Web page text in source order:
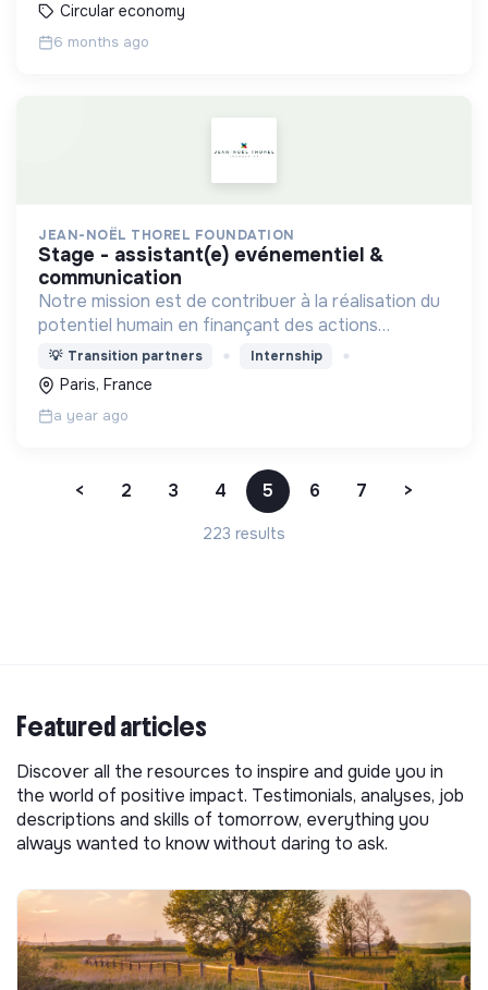
Circular economy
6 months ago
JEAN-NOËL THOREL FOUNDATION
stage - assistant(e) evénementiel &
communication
Notre mission est de contribuer à la réalisation du
potentiel humain en finançant des actions
généreuses
💡 Transition partners Internship
Paris, France
a year ago
< 2 3 4 5 6 7 >
223 results
Featured articles
Discover all the resources to inspire and guide you in
the world of positive impact. Testimonials, analyses, job
descriptions and skills of tomorrow, everything you
always wanted to know without daring to ask.